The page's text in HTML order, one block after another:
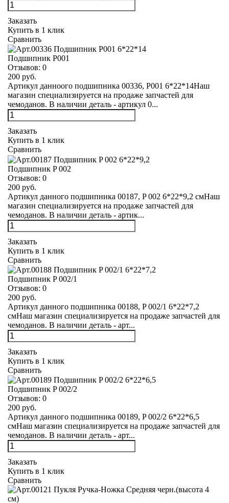
Заказать
Купить в 1 клик
Сравнить
Подшипник Р001
Отзывов: 0
200 руб.
Артикул данноого подшипника 00336, Р001 6*22*14Наш
магазин специализируется на продаже запчастей для
чемоданов. В наличии деталь - артикул 0...
Заказать
Купить в 1 клик
Сравнить
Подшипник P 002
Отзывов: 0
200 руб.
Артикул данного подшипника 00187, P 002 6*22*9,2 смНаш
магазин специализируется на продаже запчастей для
чемоданов. В наличии деталь - артик...
Заказать
Купить в 1 клик
Сравнить
Подшипник P 002/1
Отзывов: 0
200 руб.
Артикул данного подшипника 00188, P 002/1 6*22*7,2
смНаш магазин специализируется на продаже запчастей для
чемоданов. В наличии деталь - арт...
Заказать
Купить в 1 клик
Сравнить
Подшипник P 002/2
Отзывов: 0
200 руб.
Артикул данного подшипника 00189, P 002/2 6*22*6,5
смНаш магазин специализируется на продаже запчастей для
чемоданов. В наличии деталь - арт...
Заказать
Купить в 1 клик
Сравнить